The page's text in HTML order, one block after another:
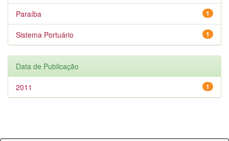
1
Paraíba
1
Sistema Portuário
Data de Publicação
1
2011